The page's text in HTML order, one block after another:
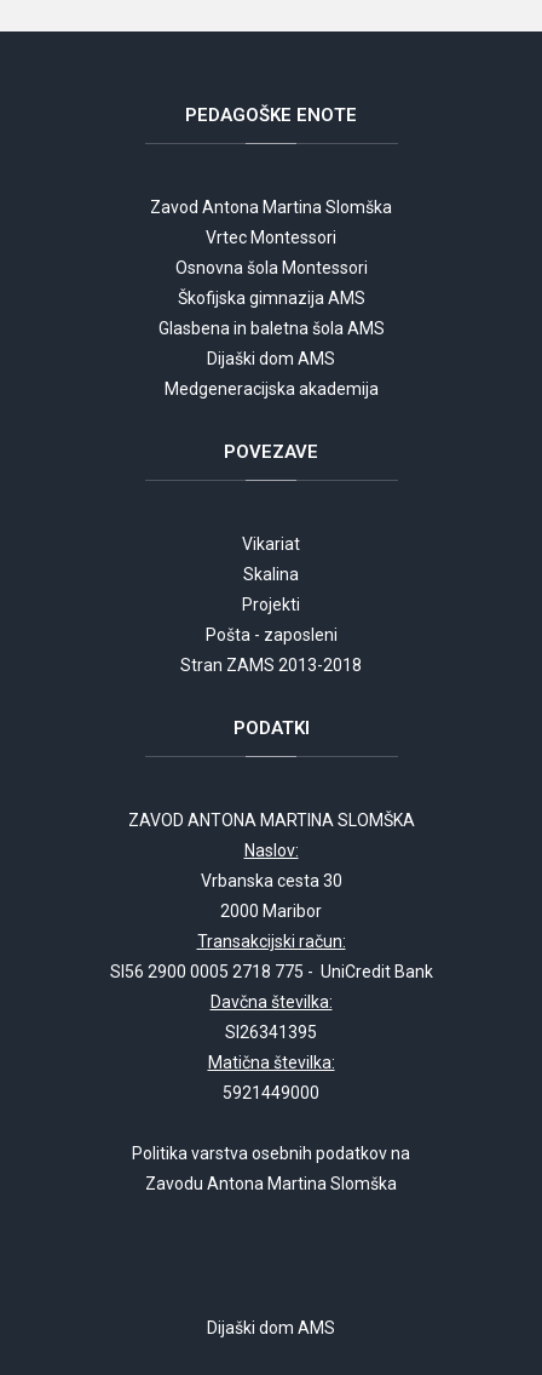
PEDAGOŠKE ENOTE
Zavod Antona Martina Slomška
Vrtec Montessori
Osnovna šola Montessori
Škofijska gimnazija AMS
Glasbena in baletna šola AMS
Dijaški dom AMS
Medgeneracijska akademija
POVEZAVE
Vikariat
Skalina
Projekti
Pošta - zaposleni
Stran ZAMS 2013-2018
PODATKI
ZAVOD ANTONA MARTINA SLOMŠKA
Naslov:
Vrbanska cesta 30
2000 Maribor
Transakcijski račun:
SI56 2900 0005 2718 775 - UniCredit Bank
Davčna številka:
SI26341395
Matična številka:
5921449000
Politika varstva osebnih podatkov na
Zavodu Antona Martina Slomška
Dijaški dom AMS